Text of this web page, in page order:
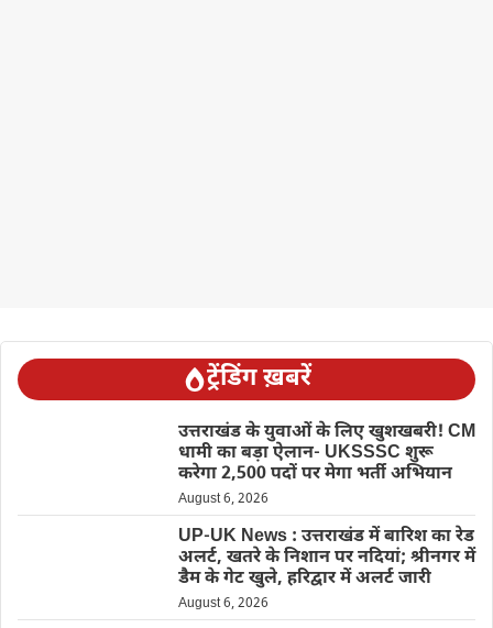
ट्रेंडिंग ख़बरें
उत्तराखंड के युवाओं के लिए खुशखबरी! CM
धामी का बड़ा ऐलान- UKSSSC शुरू
करेगा 2,500 पदों पर मेगा भर्ती अभियान
August 6, 2026
UP-UK News : उत्तराखंड में बारिश का रेड
अलर्ट, खतरे के निशान पर नदियां; श्रीनगर में
डैम के गेट खुले, हरिद्वार में अलर्ट जारी
August 6, 2026